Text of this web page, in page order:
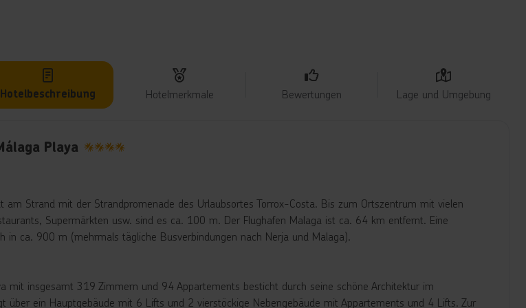
Hotelbeschreibung Hotelmerkmale Bewertungen Lage und Umgebung
Playa
am Strand mit der Strandpromenade des Urlaubsortes Torrox-Costa. Bis zum Ortszentrum mit vielen
Supermärkten usw. sind es ca. 100 m. Der Flughafen Malaga ist ca. 64 km entfernt. Eine
in ca. 900 m (mehrmals tägliche Busverbindungen nach Nerja und Malaga).
mit insgesamt 319 Zimmern und 94 Appartements besticht durch seine schöne Architektur im
über ein Hauptgebäude mit 6 Lifts und 2 vierstöckige Nebengebäude mit Appartements und 4 Lifts. Zur